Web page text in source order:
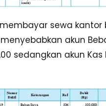
sewa
menyebabkan akun
sedangkan akun